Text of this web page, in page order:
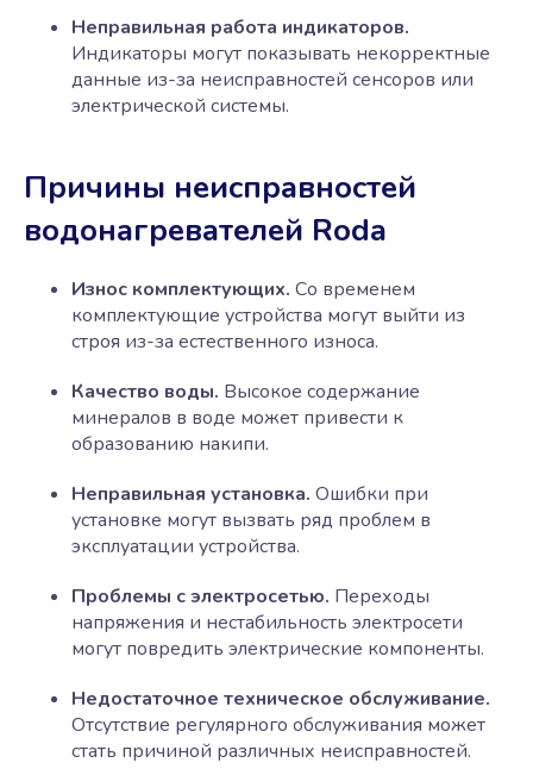
Неправильная работа индикаторов.
Индикаторы могут показывать некорректные
данные из-за неисправностей сенсоров или
электрической системы.
Причины неисправностей
водонагревателей Roda
Износ комплектующих. Со временем
комплектующие устройства могут выйти из
строя из-за естественного износа.
Качество воды. Высокое содержание
минералов в воде может привести к
образованию накипи.
Неправильная установка. Ошибки при
установке могут вызвать ряд проблем в
эксплуатации устройства.
Проблемы с электросетью. Переходы
напряжения и нестабильность электросети
могут повредить электрические компоненты.
Недостаточное техническое обслуживание.
Отсутствие регулярного обслуживания может
стать причиной различных неисправностей.